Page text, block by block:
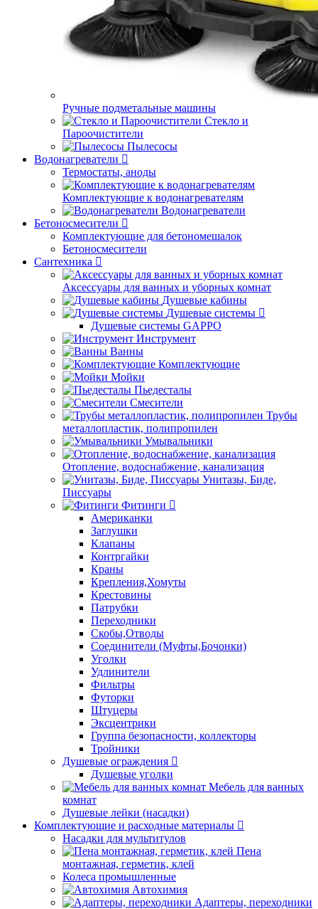
Ручные подметальные машины
Стекло и
Пароочистители
Пылесосы
Водонагреватели
Термостаты, аноды
Комплектующие к водонагревателям
Водонагреватели
Бетоносмесители
Комплектующие для бетономешалок
Бетоносмесители
Сантехника
Аксессуары для ванных и уборных комнат
Душевые кабины
Душевые системы
Душевые системы GAPPO
Инструмент
Ванны
Комплектующие
Мойки
Пьедесталы
Смесители
Трубы
металлопластик, полипропилен
Умывальники
Отопление, водоснабжение, канализация
Унитазы, Биде,
Писсуары
Фитинги
Американки
Заглушки
Клапаны
Контргайки
Краны
Крепления,Хомуты
Крестовины
Патрубки
Переходники
Скобы,Отводы
Соединители (Муфты,Бочонки)
Уголки
Удлинители
Фильтры
Футорки
Штуцеры
Эксцентрики
Группа безопасности, коллекторы
Тройники
Душевые ограждения
Душевые уголки
Мебель для ванных
комнат
Душевые лейки (насадки)
Комплектующие и расходные материалы
Насадки для мультитулов
Пена
монтажная, герметик, клей
Колеса промышленные
Автохимия
Адаптеры, переходники